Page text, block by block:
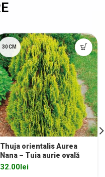
30CM
Thuja orientalis Aurea
Nana – Tuia aurie ovală
32.00lei